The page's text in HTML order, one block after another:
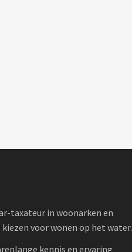
taxateur in woonarken en
voor wonen op het water.
kennis en ervaring